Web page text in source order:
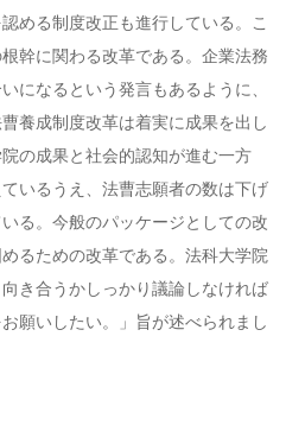
める制度改正も進行している。こ
幹に関わる改革である。企業法務
になるという発言もあるように、
養成制度改革は着実に成果を出し
の成果と社会的認知が進む一方
いるうえ、法曹志願者の数は下げ
る。今般のパッケージとしての改
るための改革である。法科大学院
き合うかしっかり議論しなければ
願いしたい。」旨が述べられまし